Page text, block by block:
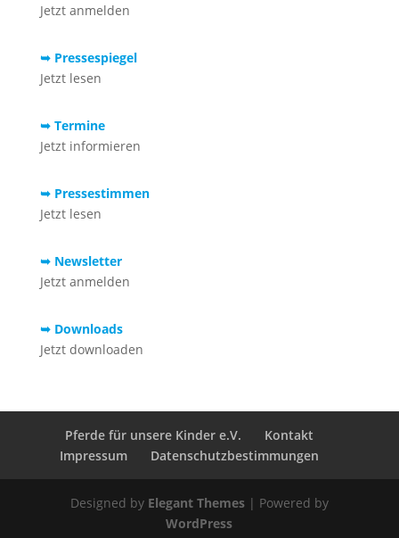
Jetzt anmelden
➥ Pressespiegel
Jetzt lesen
➥ Termine
Jetzt informieren
➥ Pressestimmen
Jetzt lesen
➥ Newsletter
Jetzt anmelden
➥ Downloads
Jetzt downloaden
Pferde für unsere Kinder e.V.
Kontakt
Impressum
Datenschutzbestimmungen
Designed by Elegant Themes| Powered by
WordPress